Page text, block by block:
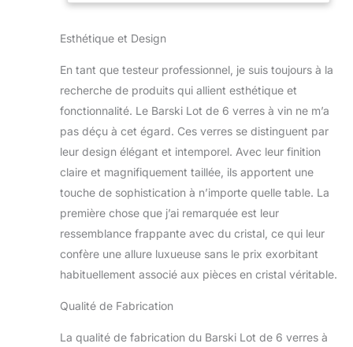
- Cadeau parfait pour
Esthétique et Design
En tant que testeur professionnel, je suis toujours à la
recherche de produits qui allient esthétique et
fonctionnalité. Le Barski Lot de 6 verres à vin ne m’a
pas déçu à cet égard. Ces verres se distinguent par
leur design élégant et intemporel. Avec leur finition
claire et magnifiquement taillée, ils apportent une
touche de sophistication à n’importe quelle table. La
première chose que j’ai remarquée est leur
ressemblance frappante avec du cristal, ce qui leur
confère une allure luxueuse sans le prix exorbitant
habituellement associé aux pièces en cristal véritable.
Qualité de Fabrication
La qualité de fabrication du Barski Lot de 6 verres à